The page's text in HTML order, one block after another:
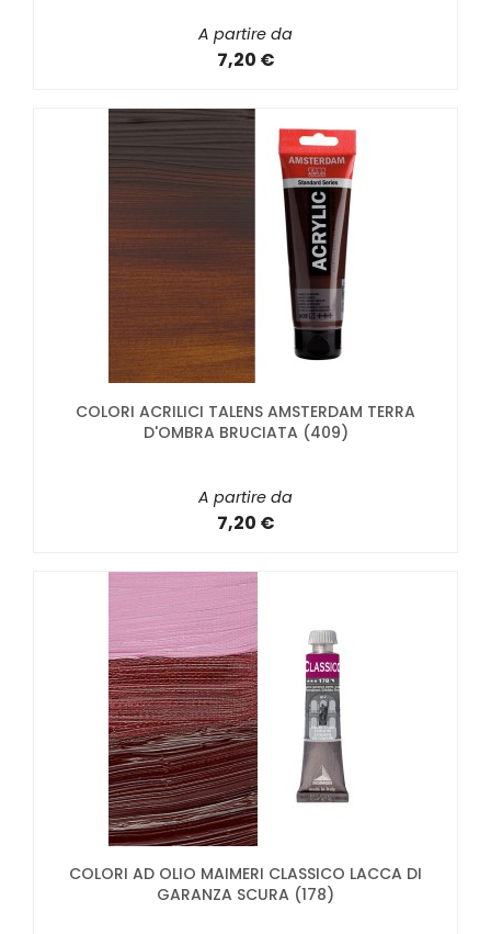
A partire da
7,20 €
COLORI ACRILICI TALENS AMSTERDAM TERRA
D'OMBRA BRUCIATA (409)
A partire da
7,20 €
COLORI AD OLIO MAIMERI CLASSICO LACCA DI
GARANZA SCURA (178)